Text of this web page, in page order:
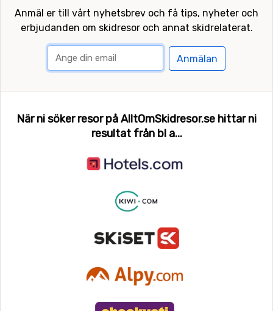
Anmäl er till vårt nyhetsbrev och få tips, nyheter och
erbjudanden om skidresor och annat skidrelaterat.
Anmälan
När ni söker resor på AlltOmSkidresor.se hittar ni
resultat från bl a...